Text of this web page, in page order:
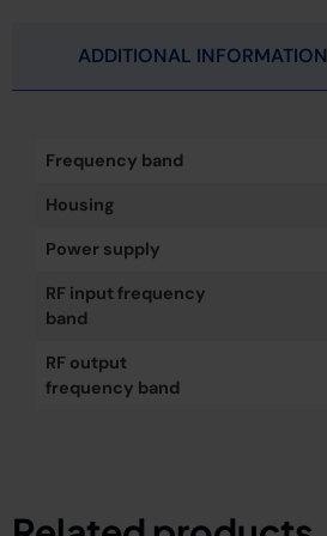
ADDITIONAL INFORMATION
Frequency band
Housing
Power supply
RF input frequency
band
RF output
frequency band